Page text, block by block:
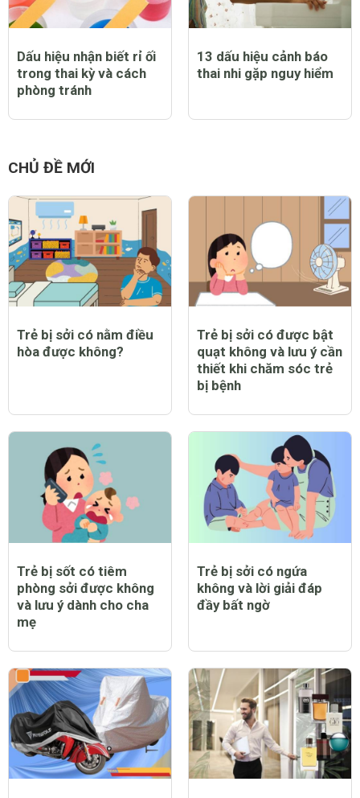
Dấu hiệu nhận biết rỉ ối
trong thai kỳ và cách
phòng tránh
13 dấu hiệu cảnh báo
thai nhi gặp nguy hiểm
CHỦ ĐỀ MỚI
Trẻ bị sởi có nằm điều
hòa được không?
Trẻ bị sởi có được bật
quạt không và lưu ý cần
thiết khi chăm sóc trẻ
bị bệnh
Trẻ bị sốt có tiêm
phòng sởi được không
và lưu ý dành cho cha
mẹ
Trẻ bị sởi có ngứa
không và lời giải đáp
đầy bất ngờ